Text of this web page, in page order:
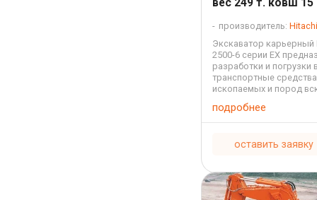
производитель: Hitachi
Экскаватор карьерный
2500-6 серии EX
разработки и погрузки
транспортные
ископаемых и пород
для
погрузочных работ на
подробнее
оставить заявку